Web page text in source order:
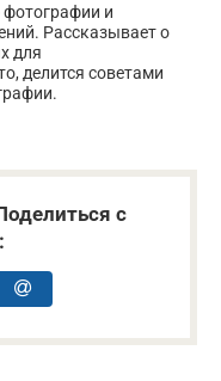
и
Рассказывает о
для
делится советами
с